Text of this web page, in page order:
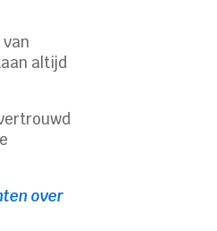
altijd
over